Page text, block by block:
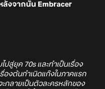
ลังจากนั้น Embracer
สู่ยุค 70s และทำเป็นเรื่อง
รื่องต้นกำเนิดแก๊งในภาคแรก
กลายเป็นตัวละครหลักของ